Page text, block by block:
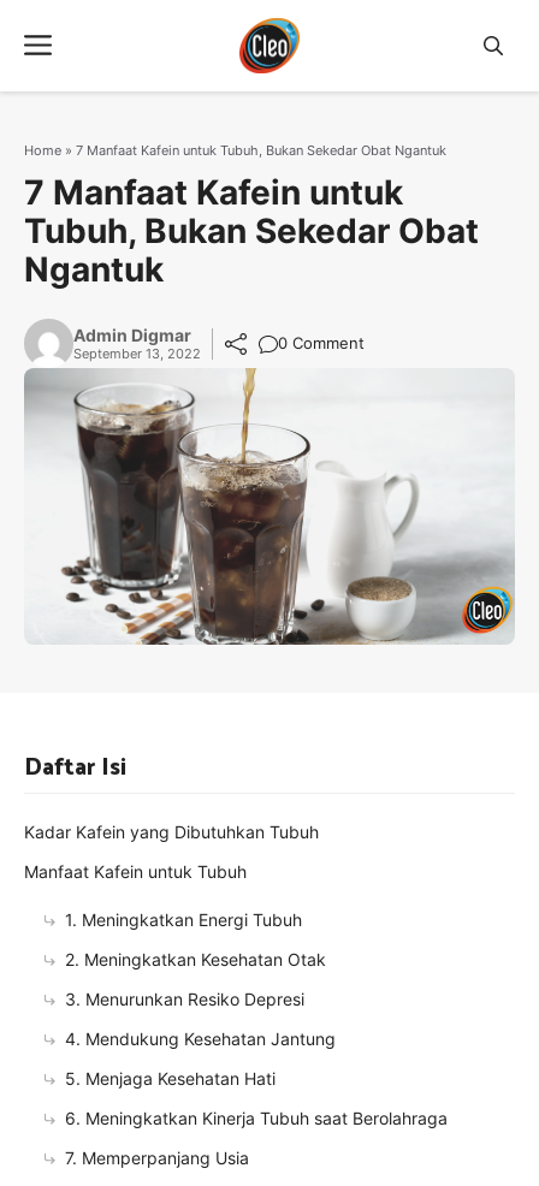
Menu
Home » 7 Manfaat Kafein untuk Tubuh, Bukan Sekedar Obat Ngantuk
7 Manfaat Kafein untuk
Tubuh, Bukan Sekedar Obat
Ngantuk
Admin Digmar
September 13, 2022
0 Comment
Daftar Isi
Kadar Kafein yang Dibutuhkan Tubuh
Manfaat Kafein untuk Tubuh
1. Meningkatkan Energi Tubuh
2. Meningkatkan Kesehatan Otak
3. Menurunkan Resiko Depresi
4. Mendukung Kesehatan Jantung
5. Menjaga Kesehatan Hati
6. Meningkatkan Kinerja Tubuh saat Berolahraga
7. Memperpanjang Usia